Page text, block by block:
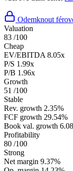
Odemknout
Valuation
83 /100
Cheap
EV/EBITDA 8.05x
P/S 1.99x
P/B 1.96x
Growth
51 /100
Stable
Rev. growth 2.35%
FCF growth 29.54%
Book val. growth
Profitability
80 /100
Strong
Net margin 9.37%